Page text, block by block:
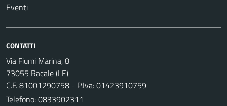
Eventi
CONTATTI
Via Fiumi Marina, 8
73055 Racale (LE)
C.F. 81001290758 - P.Iva: 01423910759
Telefono:0833902311